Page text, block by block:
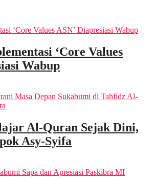
‘Core Values
Wabup
Al-Quran Sejak Dini,
Asy-Syifa